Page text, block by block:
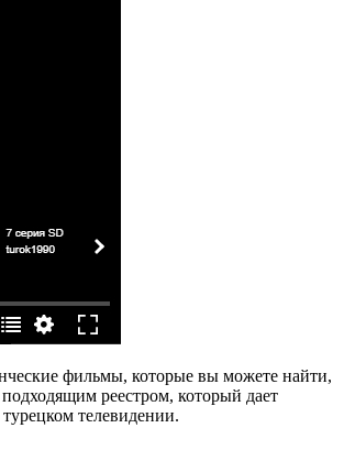
фильмы, которые вы можете найти,
реестром, который дает
телевидении.